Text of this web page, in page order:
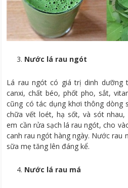
Nước lá rau ngót
Lá rau ngót có giá trị dinh dưỡng
canxi, chất béo, phốt pho, sắt,
cũng có tác dụng khơi thông dòng
chữa vết loét, hạ sốt, và sót
em cần rửa sạch lá rau ngót, cho
canh rau ngót hàng ngày. Nước rau
sữa mẹ tăng lên đáng kể.
Nước lá rau má